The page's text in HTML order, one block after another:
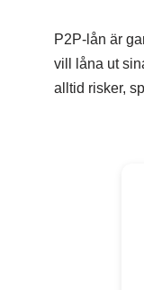
P2P-lån är
vill låna ut
alltid risker,